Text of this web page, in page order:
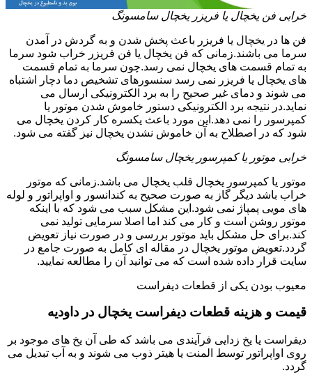
خرابی فن یخچال یا فریزر یخچال سامسونگ
فن ها در یخچال یا فریزر باعث پخش شدن و به گردش در آمدن
سرما می باشند.زمانی که فن یخچال یا فن فریزر خراب شود سرما
به تمام قسمت های یخچال نمی رسد.چون سرما به تمام قسمت
های یخچال یا فریزر نمی رسد سنسورهای تشخیص دما دچار اشتباه
می شوند و دمای غیر صحیح را به برد الکترونیکی ارسال می
نماید.در نتیجه برد الکترونیکی دستور خاموش شدن موتور یا
کمپرسور را نمی دهد.این مورد باعث یکسره کار کردن یخچال می
شود که در اصطلاح به آن خاموش نشدن یخچال نیز گفته می شود.
خرابی موتور یا کمپرسور یخچال سامسونگ
موتور یا کمپرسور یخچال قلب یخچال می باشد.زمانی که موتور
خراب باشد دیگر گاز به صورت صحیح به کندانسور و اواپراتور و لوله
های مویی پمپاژ نمی شود.این مشکل سبب می شود که با اینکه
موتور روشن است و کار می کند اما اصلا سرمایی تولید نمی
کند.برای حل مشکل باید موتور بررسی و در صورت نیاز تعویض
گردد.تعویض موتور یخچال در مقاله ای کامل به صورت جامع در
سایت قرار داده شده است که می توانید آن را مطالعه نمایید.
معیوب بودن یکی از قطعات دیفراست
قیمت و هزینه قطعات دیفراست یخچال در داودیه
دیفراست یا یخ زدایی فرآیندی می باشد که طی آن یخ های موجود بر
روی اواپراتور توسط المنت یا هیتر ذوب می شوند و به آب تبدیل می
گردد.